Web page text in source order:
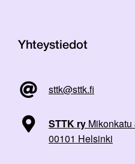
Yhteystiedot
sttk@sttk.fi
STTK ry
00101 Helsinki